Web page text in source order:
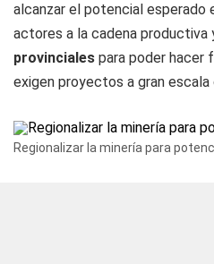
alcanzar el potencial esperado
actores a la cadena productiva
provinciales para poder hacer
exigen proyectos a gran
Regionalizar la minería para